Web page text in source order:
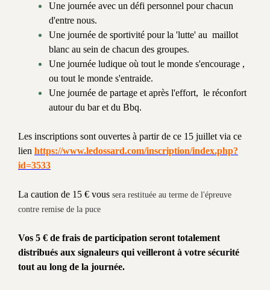
Une journée avec un défi personnel pour chacun
d'entre nous.
Une journée de sportivité pour la 'lutte' au maillot
blanc au sein de chacun des groupes.
Une journée ludique où tout le monde s'encourage ,
ou tout le monde s'entraide.
Une journée de partage et après l'effort, le réconfort
autour du bar et du Bbq.
Les inscriptions sont ouvertes à partir de ce 15 juillet via ce
lien https://www.ledossard.com/inscription/index.php?
id=3533
La caution de 15 € vous sera restituée au terme de l'épreuve
contre remise de la puce
Vos 5 € de frais de participation seront totalement
distribués aux signaleurs qui veilleront à votre sécurité
tout au long de la journée.